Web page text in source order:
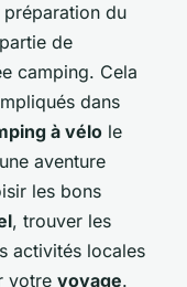
du
de
camping. Cela
dans
à vélo le
aventure
les bons
, trouver les
activités locales
votre voyage.